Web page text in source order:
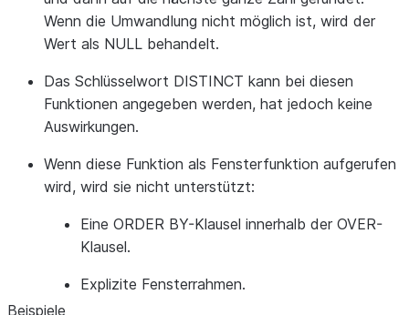
Wenn die Umwandlung nicht möglich ist, wird der
Wert als NULL behandelt.
Das Schlüsselwort DISTINCT kann bei diesen
Funktionen angegeben werden, hat jedoch keine
Auswirkungen.
Wenn diese Funktion als Fensterfunktion aufgerufen
wird, wird sie nicht unterstützt:
Eine ORDER BY-Klausel innerhalb der OVER-
Klausel.
Explizite Fensterrahmen.
Beispiele